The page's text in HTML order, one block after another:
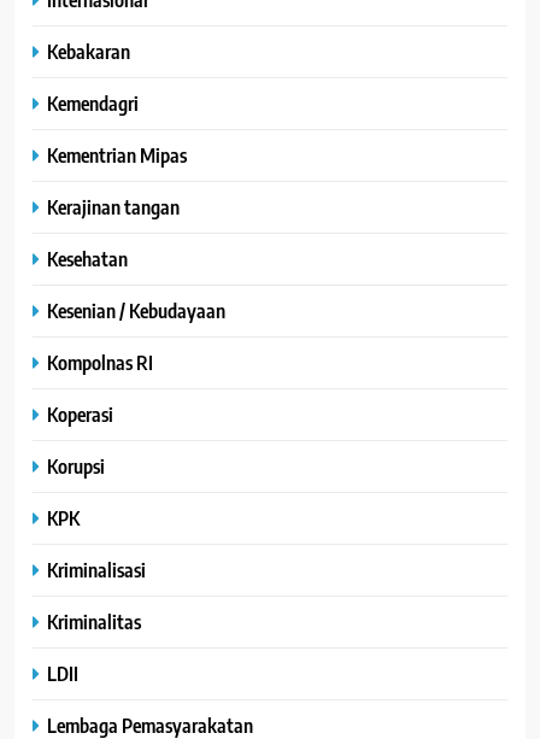
Kebakaran
Kemendagri
Kementrian Mipas
Kerajinan tangan
Kesehatan
Kesenian / Kebudayaan
Kompolnas RI
Koperasi
Korupsi
KPK
Kriminalisasi
Kriminalitas
LDII
Lembaga Pemasyarakatan